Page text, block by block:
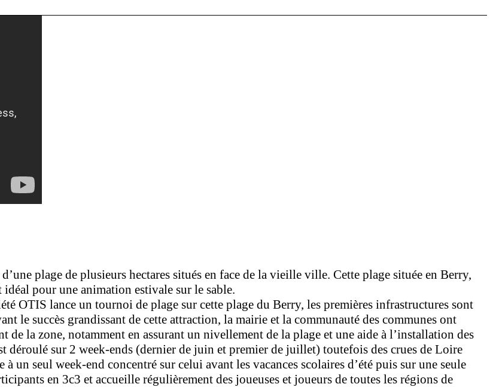
plage de plusieurs hectares situés en face de la vieille ville. Cette plage située en Berry,
pour une animation estivale sur le sable.
OTIS lance un tournoi de plage sur cette plage du Berry, les premières infrastructures sont
le succès grandissant de cette attraction, la mairie et la communauté des communes ont
de la zone, notamment en assurant un nivellement de la plage et une aide à l’installation des
déroulé sur 2 week-ends (dernier de juin et premier de juillet) toutefois des crues de Loire
un seul week-end concentré sur celui avant les vacances scolaires d’été puis sur une seule
en 3c3 et accueille régulièrement des joueuses et joueurs de toutes les régions de